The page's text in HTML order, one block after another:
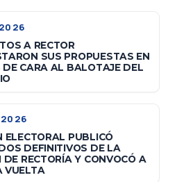
A RECTOR
SUS PROPUESTAS EN
DE CARA AL BALOTAJE DEL
ELECTORAL PUBLICÓ
DEFINITIVOS DE LA
DE RECTORÍA Y CONVOCÓ A
VUELTA